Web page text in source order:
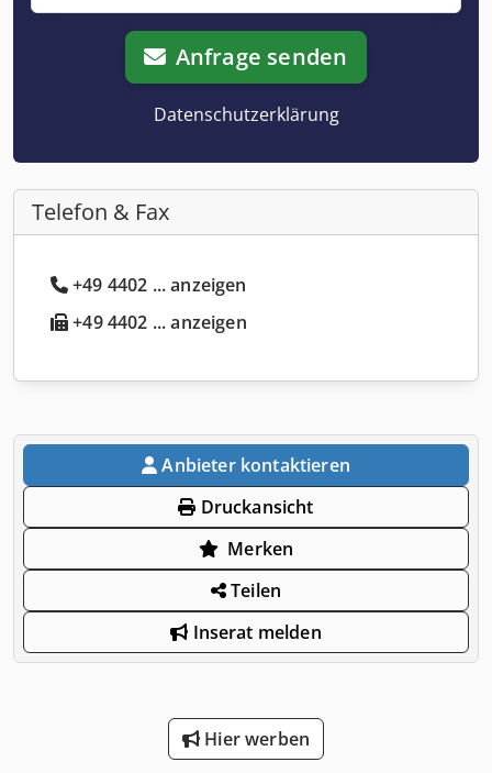
Anfrage senden
Datenschutzerklärung
Telefon & Fax
+49 4402 ... anzeigen
+49 4402 ... anzeigen
Anbieter kontaktieren
Druckansicht
Merken
Teilen
Inserat melden
Hier werben